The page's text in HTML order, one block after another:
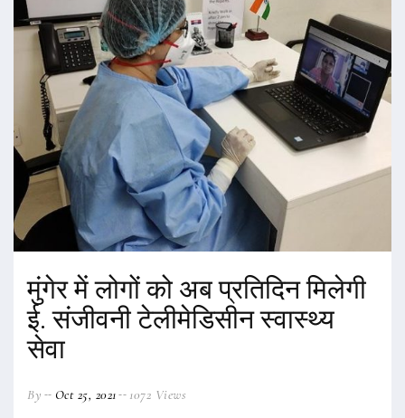
मुंगेर में लोगों को अब प्रतिदिन मिलेगी
ई. संजीवनी टेलीमेडिसीन स्वास्थ्य
सेवा
By Oct 25, 2021 1072 Views